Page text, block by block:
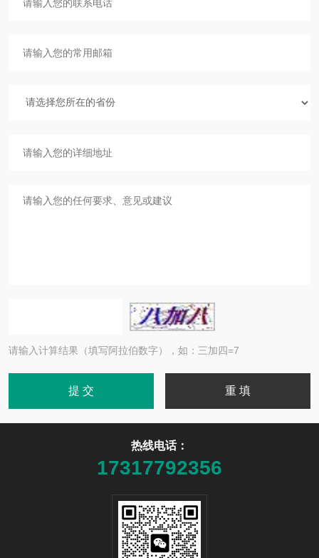
请输入计算结果（填写阿拉伯数字），如：三加四=7
热线电话：
17317792356